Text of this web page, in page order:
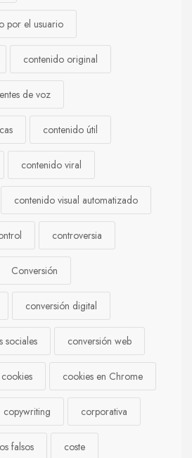
por el usuario
contenido original
de voz
contenido útil
contenido viral
contenido visual automatizado
controversia
Conversión
conversión digital
sociales conversión web
cookies cookies en Chrome
copywriting corporativa
falsos coste